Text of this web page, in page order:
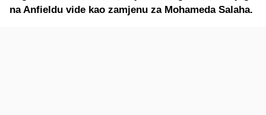
na Anfieldu vide kao zamjenu za Mohameda Salaha.